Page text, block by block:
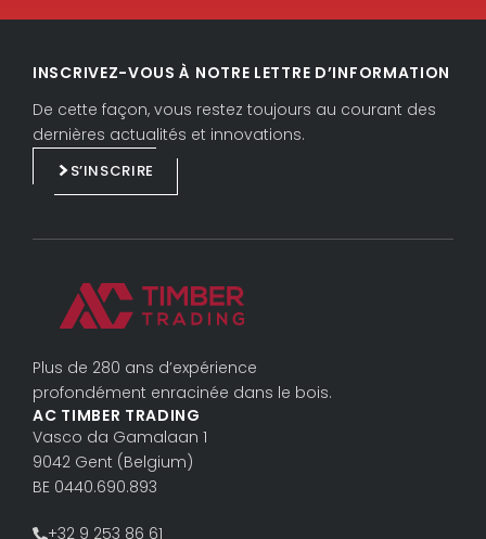
INSCRIVEZ-VOUS À NOTRE LETTRE D’INFORMATION
De cette façon, vous restez toujours au courant des
dernières actualités et innovations.
S’INSCRIRE
Plus de 280 ans d’expérience
profondément enracinée dans le bois.
AC TIMBER TRADING
Vasco da Gama­laan 1
9042 Gent (Belgium)
BE 0440.690.893
+32 9 253 86 61
n
k
c
e